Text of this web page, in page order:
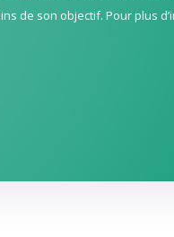
de son objectif. Pour plus